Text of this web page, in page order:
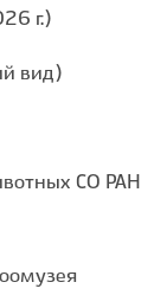
г.)
вид)
СО РАН